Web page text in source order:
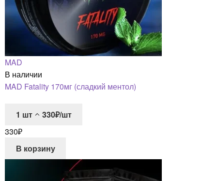
MAD
В наличии
MAD Fatality 170мг (сладкий ментол)
1 шт
330₽/шт
330₽
В корзину